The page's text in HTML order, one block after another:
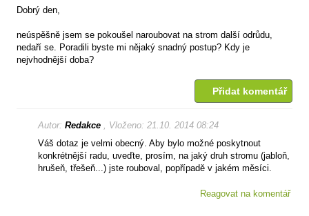
Dobrý den,
neúspěšně jsem se pokoušel naroubovat na strom další odrůdu,
nedaří se. Poradili byste mi nějaký snadný postup? Kdy je
nejvhodnější doba?
Přidat komentář
Autor: Redakce , Vloženo: 21.10. 2014 08:24
Váš dotaz je velmi obecný. Aby bylo možné poskytnout
konkrétnější radu, uveďte, prosím, na jaký druh stromu (jabloň,
hrušeň, třešeň...) jste rouboval, popřípadě v jakém měsíci.
Reagovat na komentář